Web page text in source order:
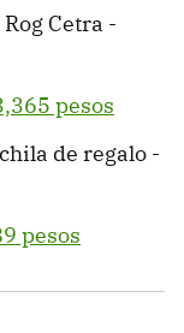
Cetra -
pesos
de regalo -
pesos